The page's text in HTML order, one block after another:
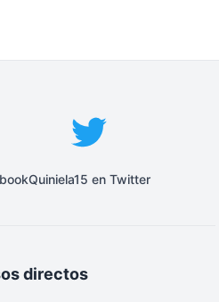
Quiniela15 en Twitter
directos